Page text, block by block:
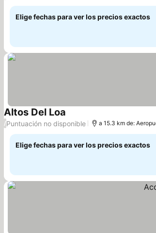
Elige fechas para ver los precios exactos
Altos Del Loa
/Puntuación no disponible a 15.3 km de:
Elige fechas para ver los precios exactos